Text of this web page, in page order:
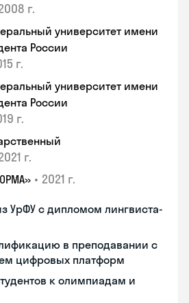
г.
университет имени
России
г.
университет имени
России
г.
г.
• 2021 г.
УрФУ с дипломом лингвиста-
в преподавании с
цифровых платформ
к олимпиадам и